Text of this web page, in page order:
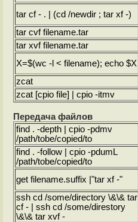
tar cf - . | (cd /newdir ; tar xf -)
tar cvf filename.tar
tar xvf filename.tar
X=$(wc -l < filename); echo $X
zcat
zcat [cpio file] | cpio -itmv
Передача файлов
find . -depth | cpio -pdmv
/path/tobe/copied/to
find . -follow | cpio -pdumL
/path/tobe/copied/to
get filename.suffix |"tar xf -"
ssh cd /some/directory \&\& tar
cf - | ssh cd /some/direstory
\&\& tar xvf -